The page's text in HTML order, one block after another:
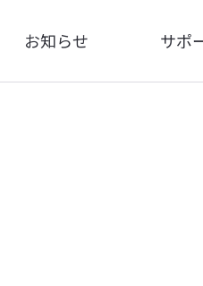
お知らせ
全体
サポ